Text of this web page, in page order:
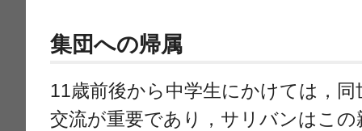
集団への帰属
11歳前後から中学生にかけては，
交流が重要であり，サリバンはこ